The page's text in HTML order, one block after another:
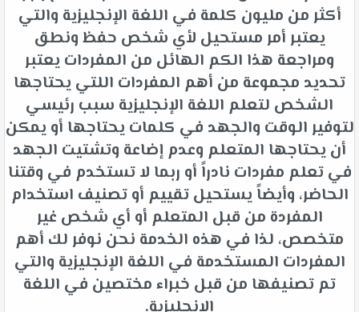
أكثر من مليون كلمة في اللغة الإنجليزية والتي
يعتبر أمر مستحيل لأي شخص حفظ ونطق
ومراجعة هذا الكم الهائل من المفردات يعتبر
تحديد مجموعة من أهم المفردات اللتي يحتاجها
الشخص لتعلم اللغة الإنجليزية سبب رئيسي
لتوفير الوقت والجهد في كلمات يحتاجها أو يمكن
أن يحتاجها المتعلم وعدم إضاعة وتشتيت الجهد
في تعلم مفردات نادراً أو ربما لا تستخدم في وقتنا
الحاضر، وأيضاً يستحيل تقييم أو تصنيف استخدام
المفردة من قبل المتعلم أو أي شخص غير
متخصص، لذا في هذه الخدمة نحن نوفر لك أهم
المفردات المستخدمة في اللغة الإنجليزية والتي
تم تصنيفها من قبل خبراء مختصين في اللغة